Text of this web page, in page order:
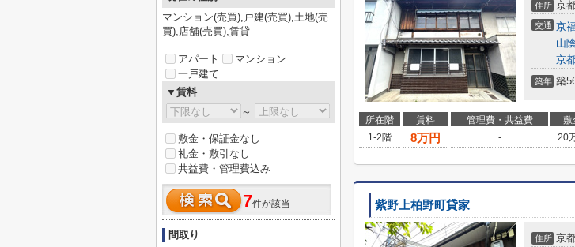
住所 京
交通 京
山
京
築年 築
所在階 賃料 管理費・共益費 敷
1-2階
8万円 - 20
紫野上柏野町貸家
住所 京
マンション(売買),戸建(売買),土地(売
買),店舗(売買),賃貸
アパート
マンション
一戸建て
▼賃料
～
敷金・保証金なし
礼金・敷引なし
共益費・管理費込み
7件が該当
間取り